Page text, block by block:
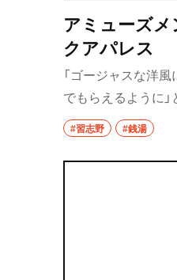
アミューズ
クアパレス
「ゴージャスな洋風
でもらえるように
の思いで、1989年、
ューアル。風呂はス
みに多彩で、日替
#習志野 #銭湯